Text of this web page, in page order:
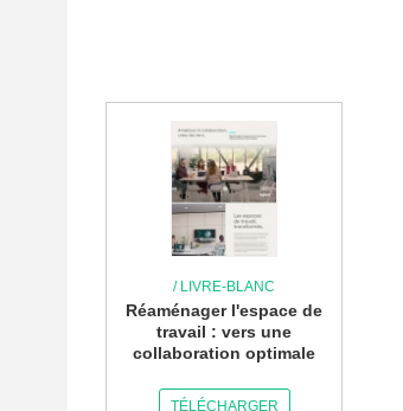
/ LIVRE-BLANC
Réaménager l'espace de
travail : vers une
collaboration optimale
TÉLÉCHARGER